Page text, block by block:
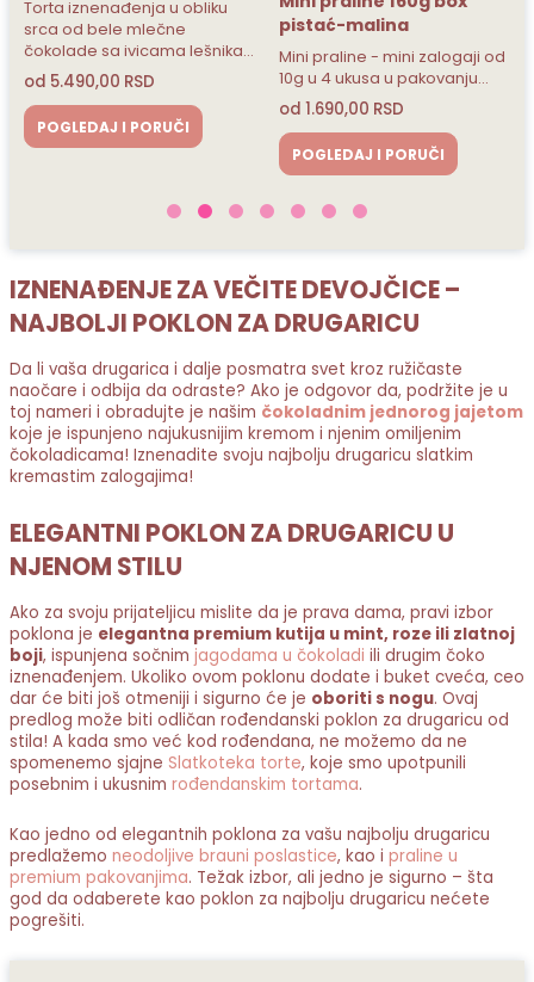
obliku
lešnika…
pistać-malina
Mini praline - mini zalogaji od
10g u 4 ukusa u pakovanju…
od1.690,00RSD
POGLEDAJ I PORUČI
nugat-lešnik
Mini praline - mini
10g u 4 ukusa u
od1.690,00
POGLEDAJ I PORUČI
IZNENAĐENJE ZA VEČITE DEVOJČICE –
NAJBOLJI POKLON ZA DRUGARICU
Da li vaša drugarica i dalje posmatra svet kroz ružičaste
naočare i odbija da odraste? Ako je odgovor da, podržite je u
toj nameri i obradujte je našim čokoladnim jednorog jajetom
koje je ispunjeno najukusnijim kremom i njenim omiljenim
čokoladicama! Iznenadite svoju najbolju drugaricu slatkim
kremastim zalogajima!
ELEGANTNI POKLON ZA DRUGARICU U
NJENOM STILU
Ako za svoju prijateljicu mislite da je prava dama, pravi izbor
poklona je elegantna premium kutija u mint, roze ili zlatnoj
boji, ispunjena sočnim jagodama u čokoladi ili drugim čoko
iznenađenjem. Ukoliko ovom poklonu dodate i buket cveća, ceo
dar će biti još otmeniji i sigurno će je oboriti s nogu. Ovaj
predlog može biti odličan rođendanski poklon za drugaricu od
stila! A kada smo već kod rođendana, ne možemo da ne
spomenemo sjajne Slatkoteka torte, koje smo upotpunili
posebnim i ukusnim rođendanskim tortama.
Kao jedno od elegantnih poklona za vašu najbolju drugaricu
predlažemo neodoljive brauni poslastice, kao i praline u
premium pakovanjima. Težak izbor, ali jedno je sigurno – šta
god da odaberete kao poklon za najbolju drugaricu nećete
pogrešiti.